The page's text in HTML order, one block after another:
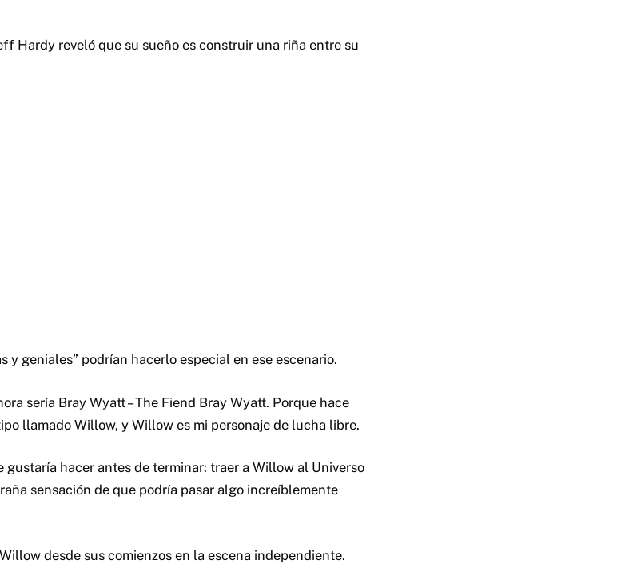
Hardy reveló que su sueño es construir una riña entre su
y geniales” podrían hacerlo especial en ese escenario.
sería Bray Wyatt – The Fiend Bray Wyatt. Porque hace
llamado Willow, y Willow es mi personaje de lucha libre.
gustaría hacer antes de terminar: traer a Willow al Universo
sensación de que podría pasar algo increíblemente
desde sus comienzos en la escena independiente.